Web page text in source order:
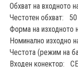
Обхват на входното
Честотен обхват:
Форма на изходното
Номинално изходно
Честота (режим на
Входен конектор: